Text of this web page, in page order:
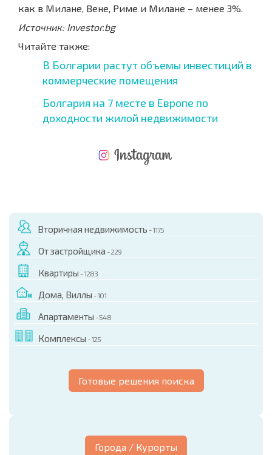
как в Милане, Вене, Риме и Милане – менее 3%.
Источник: Investor.bg
Читайте также:
В Болгарии растут объемы инвестиций в
коммерческие помещения
Болгария на 7 месте в Европе по
доходности жилой недвижимости
Вторичная недвижимость - 1175
От застройщика - 229
Квартиры - 1283
Дома, Виллы - 101
Апартаменты - 548
Комплексы - 125
Готовые решения поиска
Города / Курорты